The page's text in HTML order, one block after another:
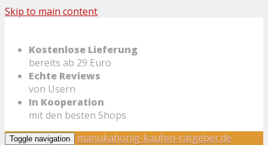
Skip to main content
Kostenlose Lieferung
bereits ab 29 Euro
Echte Reviews
von Usern
In Kooperation
mit den besten Shops
Toggle navigation
manukahonig-kaufen-ratgeber.de